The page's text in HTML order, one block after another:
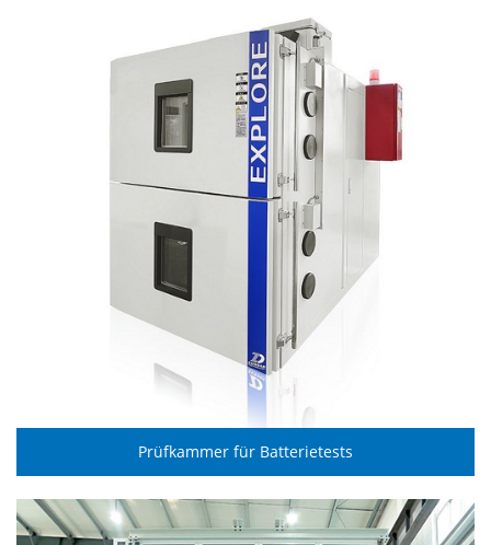
Prüfkammer für Batterietests